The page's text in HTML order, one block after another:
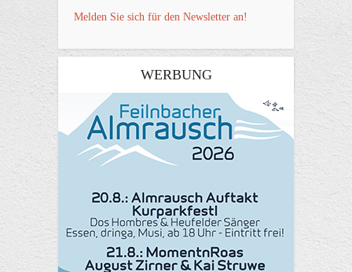
Melden Sie sich für den Newsletter an!
WERBUNG